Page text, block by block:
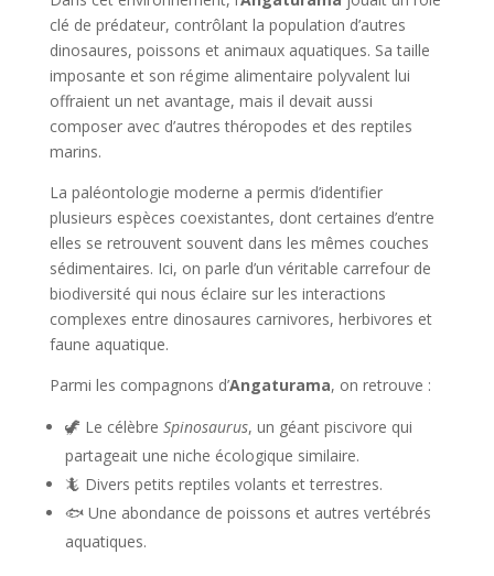
clé de prédateur, contrôlant la population d’autres
dinosaures, poissons et animaux aquatiques. Sa taille
imposante et son régime alimentaire polyvalent lui
offraient un net avantage, mais il devait aussi
composer avec d’autres théropodes et des reptiles
marins.
La paléontologie moderne a permis d’identifier
plusieurs espèces coexistantes, dont certaines d’entre
elles se retrouvent souvent dans les mêmes couches
sédimentaires. Ici, on parle d’un véritable carrefour de
biodiversité qui nous éclaire sur les interactions
complexes entre dinosaures carnivores, herbivores et
faune aquatique.
Parmi les compagnons d’Angaturama, on retrouve :
🦖 Le célèbre Spinosaurus, un géant piscivore qui
partageait une niche écologique similaire.
🦎 Divers petits reptiles volants et terrestres.
🐟 Une abondance de poissons et autres vertébrés
aquatiques.